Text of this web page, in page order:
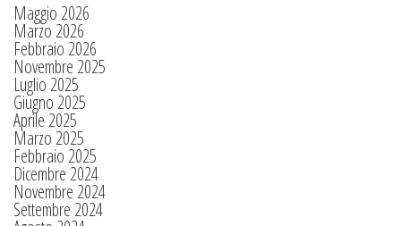
Maggio 2026
Marzo 2026
Febbraio 2026
Novembre 2025
Luglio 2025
Giugno 2025
Aprile 2025
Marzo 2025
Febbraio 2025
Dicembre 2024
Novembre 2024
Settembre 2024